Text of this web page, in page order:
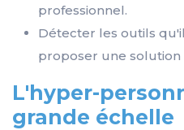
professionnel.
Détecter les outils
proposer une
L'hyper-
grande échelle